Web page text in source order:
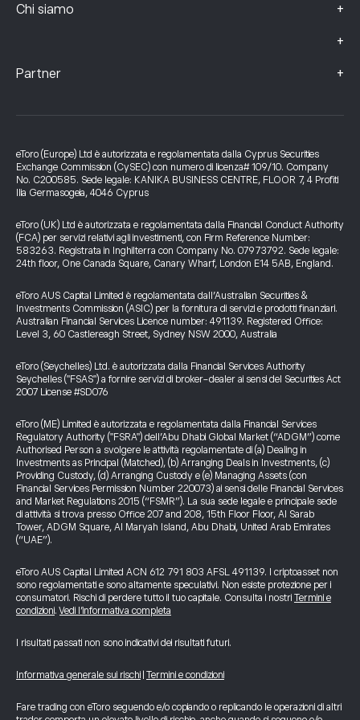
Chi siamo +
+
Partner +
eToro (Europe) Ltd è autorizzata e regolamentata dalla Cyprus Securities
Exchange Commission (CySEC) con numero di licenza# 109/10. Company
No. C200585. Sede legale: KANIKA BUSINESS CENTRE, FLOOR 7, 4 Profiti
Ilia Germasogeia, 4046 Cyprus
eToro (UK) Ltd è autorizzata e regolamentata dalla Financial Conduct Authority
(FCA) per servizi relativi agli investimenti, con Firm Reference Number:
583263. Registrata in Inghilterra con Company No. 07973792. Sede legale:
24th floor, One Canada Square, Canary Wharf, London E14 5AB, England.
eToro AUS Capital Limited è regolamentata dall’Australian Securities &
Investments Commission (ASIC) per la fornitura di servizi e prodotti finanziari.
Australian Financial Services Licence number: 491139. Registered Office:
Level 3, 60 Castlereagh Street, Sydney NSW 2000, Australia
eToro (Seychelles) Ltd. è autorizzata dalla Financial Services Authority
Seychelles ("FSAS") a fornire servizi di broker-dealer ai sensi del Securities Act
2007 License #SD076
eToro (ME) Limited è autorizzata e regolamentata dalla Financial Services
Regulatory Authority ("FSRA") dell’Abu Dhabi Global Market (“ADGM”) come
Authorised Person a svolgere le attività regolamentate di (a) Dealing in
Investments as Principal (Matched), (b) Arranging Deals in Investments, (c)
Providing Custody, (d) Arranging Custody e (e) Managing Assets (con
Financial Services Permission Number 220073) ai sensi delle Financial Services
and Market Regulations 2015 (“FSMR”). La sua sede legale e principale sede
di attività si trova presso Office 207 and 208, 15th Floor Floor, Al Sarab
Tower, ADGM Square, Al Maryah Island, Abu Dhabi, United Arab Emirates
(“UAE”).
eToro AUS Capital Limited ACN 612 791 803 AFSL 491139. I criptoasset non
sono regolamentati e sono altamente speculativi. Non esiste protezione per i
consumatori. Rischi di perdere tutto il tuo capitale. Consulta i nostri Termini e
condizioni.Vedi l’informativa completa
I risultati passati non sono indicativi dei risultati futuri.
Informativa generale sui rischi Termini e condizioni
Fare trading con eToro seguendo e/o copiando o replicando le operazioni di altri